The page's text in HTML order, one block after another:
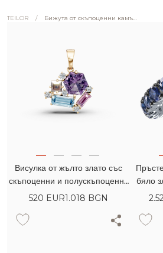
TEILOR / Бижута от скъпоценни камъни
Висулка от жълто злато със
скъпоценни и полускъпоценни
камъни 1.80кт
520 EUR1.018 BGN
бяло